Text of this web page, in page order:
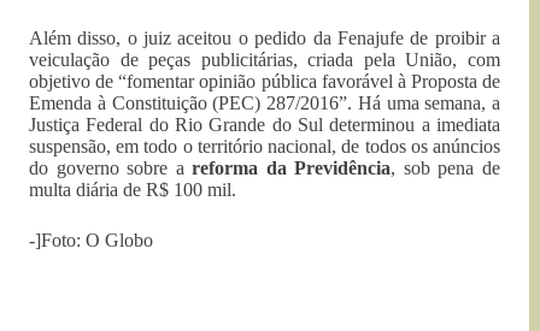
Além disso, o juiz aceitou o pedido da Fenajufe de proibir a
veiculação de peças publicitárias, criada pela União, com
objetivo de “fomentar opinião pública favorável à Proposta de
Emenda à Constituição (PEC) 287/2016”. Há uma semana, a
Justiça Federal do Rio Grande do Sul determinou a imediata
suspensão, em todo o território nacional, de todos os anúncios
do governo sobre areforma da Previdência, sob pena de
multa diária de R$ 100 mil.
-]Foto: O Globo